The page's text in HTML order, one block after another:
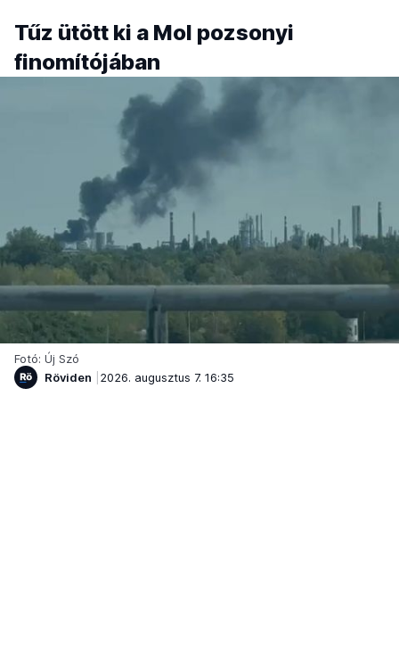
Tűz ütött ki a Mol pozsonyi
finomítójában
Fotó: Új Szó
Röviden
2026. augusztus 7. 16:35